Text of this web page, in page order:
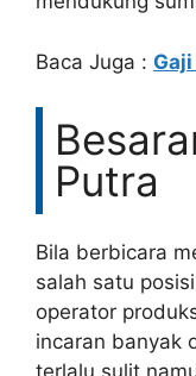
Baca Juga :
Putra
Bila berbicara
salah satu
operator
incaran banyak
terlalu sulit